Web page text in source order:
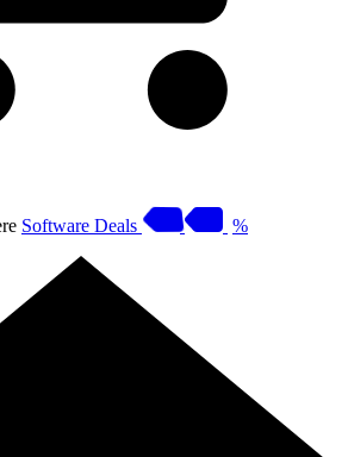
Software Deals %